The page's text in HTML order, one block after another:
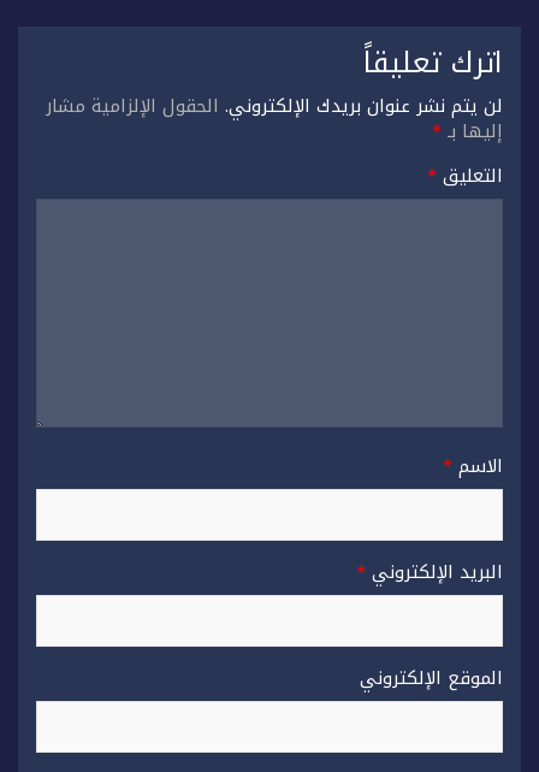
اترك تعليقاً
لن يتم نشر عنوان بريدك الإلكتروني. الحقول الإلزامية مشار
إليها بـ*
التعليق*
الاسم*
البريد الإلكتروني*
الموقع الإلكتروني